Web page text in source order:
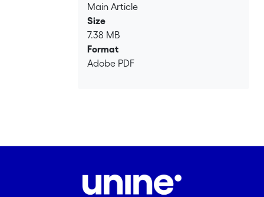
faut une bonne communication et
compréhension entre les mushers et
leurs chiens. C’est au travers du
concept de l’agentivité et du cadre
théorique de l’ethnographie
Main Article
Size
7.38 MB
Format
Adobe PDF